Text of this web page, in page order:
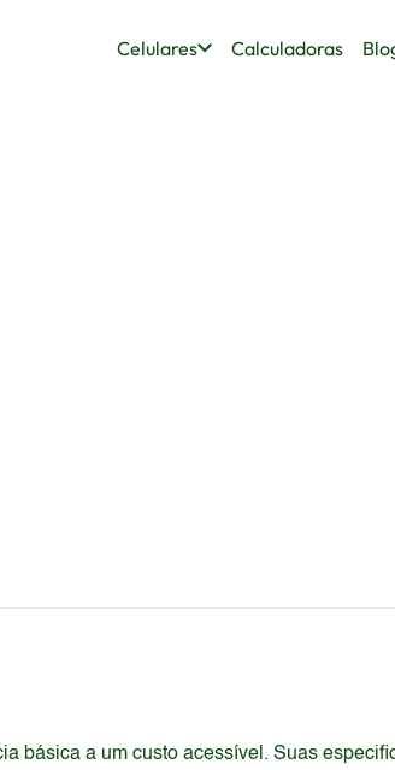
Celulares Calculadoras
básica a um custo acessível. Suas